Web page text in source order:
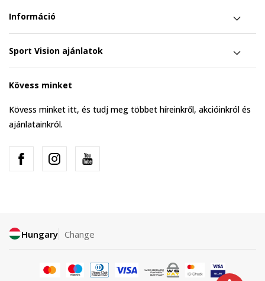
Információ
Sport Vision ajánlatok
Kövess minket
Kövess minket itt, és tudj meg többet híreinkről, akcióinkról és
ajánlatainkról.
Hungary Change